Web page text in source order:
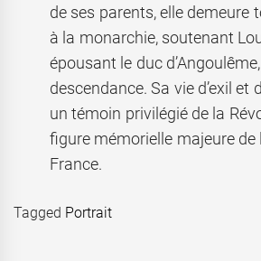
de ses parents, elle demeure
à la monarchie, soutenant
épousant le duc
descendance. Sa vie d’exil et
un témoin privilégié de la
figure mémorielle majeure de
France.
Tagged Portrait